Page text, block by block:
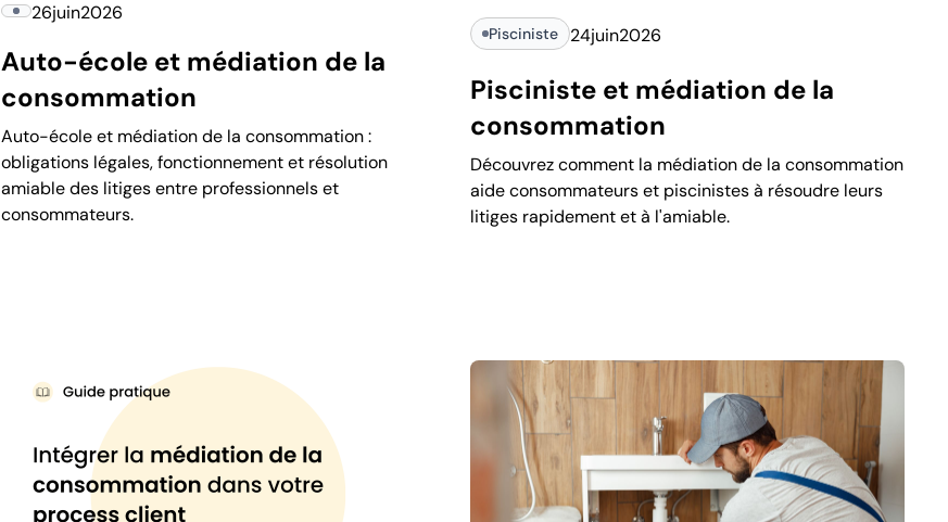
26juin2026
Auto-école et médiation de la
consommation
Auto-école et médiation de la consommation :
obligations légales, fonctionnement et résolution
amiable des litiges entre professionnels et
consommateurs.
Pisciniste 24juin2026
Pisciniste et médiation de la
consommation
Découvrez comment la médiation de la consommation
aide consommateurs et piscinistes à résoudre leurs
litiges rapidement et à l'amiable.